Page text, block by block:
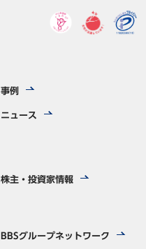
事例
ニュース
株主・投資家情報
BBSグループネットワーク